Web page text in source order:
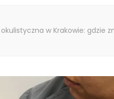
w Krakowie: gdzie